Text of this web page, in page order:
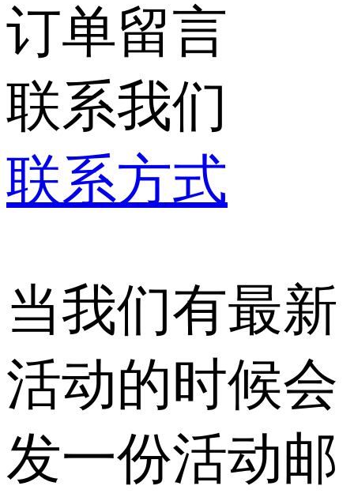
订单留言
联系我们
联系方式
当我们有最新
活动的时候会
发一份活动邮